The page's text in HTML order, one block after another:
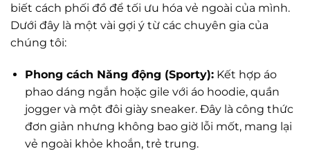
biết cách phối đồ để tối ưu hóa vẻ ngoài của mình.
Dưới đây là một vài gợi ý từ các chuyên gia của
chúng tôi:
Phong cách Năng động (Sporty):Kết hợp áo
phao dáng ngắn hoặc gile với áo hoodie, quần
jogger và một đôi giày sneaker. Đây là công thức
đơn giản nhưng không bao giờ lỗi mốt, mang lại
vẻ ngoài khỏe khoắn, trẻ trung.